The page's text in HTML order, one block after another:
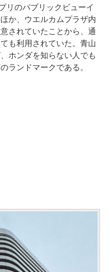
リのパブリックビューイ
か、ウエルカムプラザ内
されていたことから、通
も利用されていた。青山
ホンダを知らない人でも
ランドマークである。